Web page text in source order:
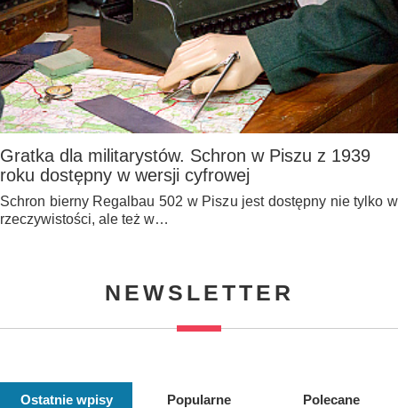
Gratka dla militarystów. Schron w Piszu z 1939
roku dostępny w wersji cyfrowej
Schron bierny Regalbau 502 w Piszu jest dostępny nie tylko w
rzeczywistości, ale też w…
NEWSLETTER
Ostatnie wpisy Popularne Polecane